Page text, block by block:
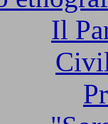
Il